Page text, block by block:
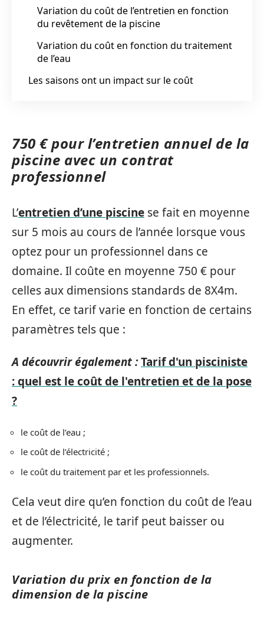
Variation du coût de l’entretien en fonction
du revêtement de la piscine
Variation du coût en fonction du traitement
de l’eau
Les saisons ont un impact sur le coût
750 € pour l’entretien annuel de la
piscine avec un contrat
professionnel
L’entretien d’une piscine se fait en moyenne
sur 5 mois au cours de l’année lorsque vous
optez pour un professionnel dans ce
domaine. Il coûte en moyenne 750 € pour
celles aux dimensions standards de 8X4m.
En effet, ce tarif varie en fonction de certains
paramètres tels que :
A découvrir également :Tarif d'un pisciniste
: quel est le coût de l'entretien et de la pose
?
le coût de l’eau ;
le coût de l’électricité ;
le coût du traitement par et les professionnels.
Cela veut dire qu’en fonction du coût de l’eau
et de l’électricité, le tarif peut baisser ou
augmenter.
Variation du prix en fonction de la
dimension de la piscine